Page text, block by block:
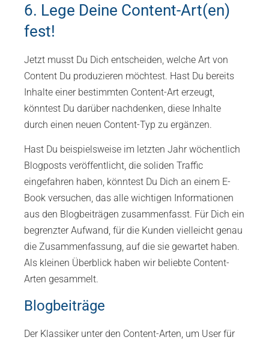
6. Lege Deine Content-Art(en)
fest!
Jetzt musst Du Dich entscheiden, welche Art von
Content Du produzieren möchtest. Hast Du bereits
Inhalte einer bestimmten Content-Art erzeugt,
könntest Du darüber nachdenken, diese Inhalte
durch einen neuen Content-Typ zu ergänzen.
Hast Du beispielsweise im letzten Jahr wöchentlich
Blogposts veröffentlicht, die soliden Traffic
eingefahren haben, könntest Du Dich an einem E-
Book versuchen, das alle wichtigen Informationen
aus den Blogbeiträgen zusammenfasst. Für Dich ein
begrenzter Aufwand, für die Kunden vielleicht genau
die Zusammenfassung, auf die sie gewartet haben.
Als kleinen Überblick haben wir beliebte Content-
Arten gesammelt.
Blogbeiträge
Der Klassiker unter den Content-Arten, um User für